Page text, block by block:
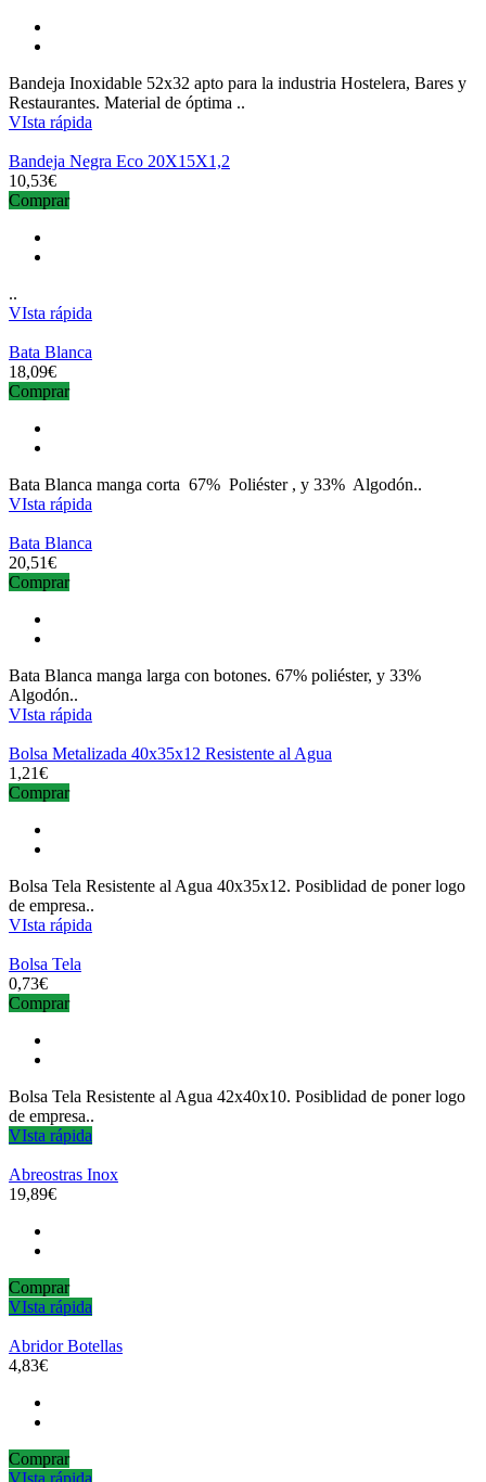
Bandeja Inoxidable 52x32 apto para la industria Hostelera, Bares y
Restaurantes. Material de óptima ..
VIsta rápida
Bandeja Negra Eco 20X15X1,2
10,53€
Comprar
..
VIsta rápida
Bata Blanca
18,09€
Comprar
Bata Blanca manga corta 67% Poliéster , y 33% Algodón..
VIsta rápida
Bata Blanca
20,51€
Comprar
Bata Blanca manga larga con botones. 67% poliéster, y 33%
Algodón..
VIsta rápida
Bolsa Metalizada 40x35x12 Resistente al Agua
1,21€
Comprar
Bolsa Tela Resistente al Agua 40x35x12. Posiblidad de poner logo
de empresa..
VIsta rápida
Bolsa Tela
0,73€
Comprar
Bolsa Tela Resistente al Agua 42x40x10. Posiblidad de poner logo
de empresa..
VIsta rápida
Abreostras Inox
19,89€
Comprar
VIsta rápida
Abridor Botellas
4,83€
Comprar
VIsta rápida